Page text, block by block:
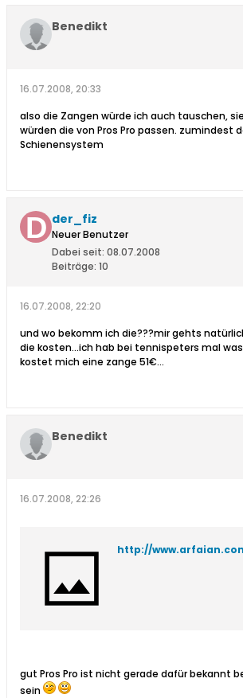
Benedikt
16.07.2008, 20:33
also die Zangen würde ich auch tauschen,
würden die von Pros Pro passen. zumindest
Schienensystem
der_fiz
Neuer Benutzer
Dabei seit: 08.07.2008
Beiträge: 10
16.07.2008, 22:20
und wo bekomm ich die???mir gehts
die kosten...ich hab bei tennispeters mal
kostet mich eine zange 51€...
Benedikt
16.07.2008, 22:26
gut Pros Pro ist nicht gerade dafür bekannt
sein